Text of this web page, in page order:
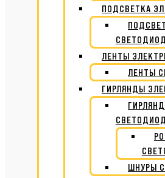
ПОДСВЕТКА
ЛЕНТЫ
ЛЕНТЫ
ГИРЛЯНДЫ
ШНУРЫ